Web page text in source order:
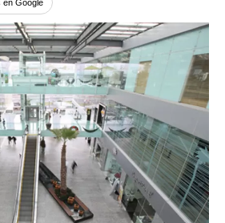
en Google